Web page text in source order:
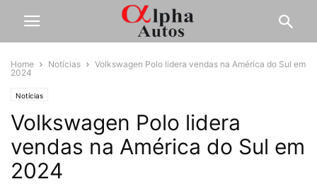
Home Notícias
Volkswagen Polo lidera vendas na América do Sul em
2024
Notícias
Volkswagen Polo lidera
vendas na América do Sul em
2024